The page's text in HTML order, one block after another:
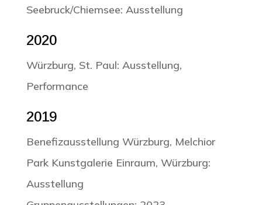
Seebruck/Chiemsee: Ausstellung
2020
Würzburg, St. Paul: Ausstellung,
Performance
2019
Benefizausstellung Würzburg, Melchior
Park Kunstgalerie Einraum, Würzburg:
Ausstellung